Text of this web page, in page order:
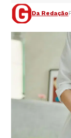
Da Redação